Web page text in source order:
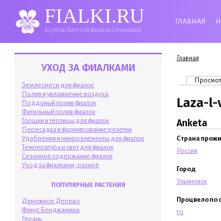
FIALKI.RU
Клуб любителей фиалок (сенполий)
ГЛАВНАЯ
УХОД ЗА ФИАЛКАМИ
Землесмеси для фиалок
Полив и увлажнение воздуха
Поддоный полив фиалок
Фитильный полив фиалок
Горшки и теплицы для фиалок
Пересадка и формирование розетки
Удобрения и микроэлементы для фиалок
Температура и свет для фиалок
Сезонное содержание фиалок
Уход за фиалками, разное
ПОПУЛЯРНЫЕ РАСТЕНИЯ
Денежное Дерево
Фикус Бенджамина
Герань
Вы здесь
Главная
Главные
Laza-l-
Anketa
Страна
Россия
Город
Ульяновск
Процвело по
10